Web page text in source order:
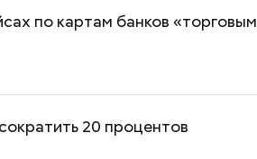
по картам банков «торговым
20 процентов